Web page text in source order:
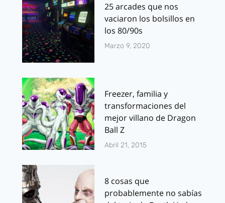
25 arcades que nos
vaciaron los bolsillos en
los 80/90s
Marzo 9, 2020
Freezer, familia y
transformaciones del
mejor villano de Dragon
Ball Z
Abril 21, 2015
8 cosas que
probablemente no sabías